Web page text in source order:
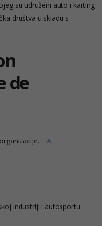
su udruženi auto i karting
društva u skladu s
de
FIA
industriji i autosportu.